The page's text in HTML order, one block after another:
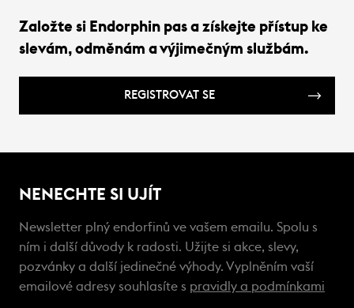
Založte si Endorphin pas a získejte přístup ke
slevám, odměnám a výjimečným službám.
REGISTROVAT SE
NENECHTE SI UJÍT
Newsletter plný endorfinů ve vašem emailu. Spolu s
ním i další důvody k radosti. Užijte si akce, slevy,
pozvánky a další jedinečné výhody. Vyplněním vaší
emailové adresy souhlasíte s pravidly a podmínkami